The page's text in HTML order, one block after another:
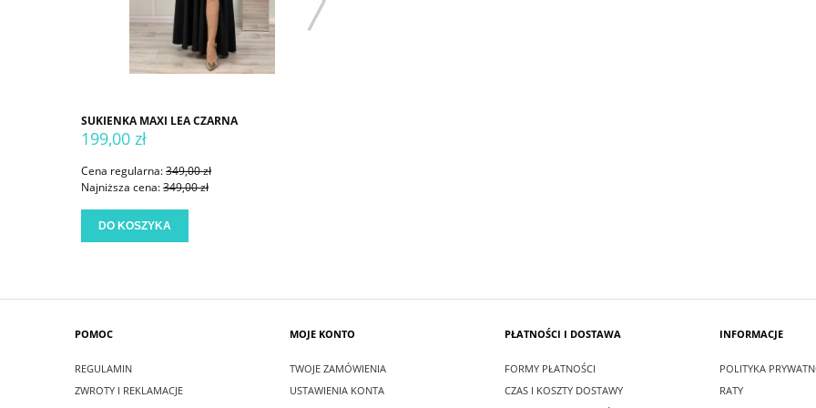
SUKIENKA MAXI LEA CZARNA
199,00 zł
Cena regularna:349,00 zł
Najniższa cena:349,00 zł
DO KOSZYKA
POMOC
REGULAMIN
ZWROTY I REKLAMACJE
MOJE KONTO
TWOJE ZAMÓWIENIA
USTAWIENIA KONTA
PŁATNOŚCI I DOSTAWA
FORMY PŁATNOŚCI
CZAS I KOSZTY DOSTAWY
INFORMACJE
POLITYKA
RATY